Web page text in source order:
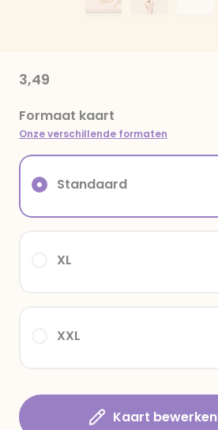
3,49
Formaat kaart
Onze verschillende formaten
XXL
XL
Standaard
Kaart bewerken